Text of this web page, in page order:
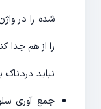
شده را در
را از هم جدا
نباید دردناک
جمع آوری